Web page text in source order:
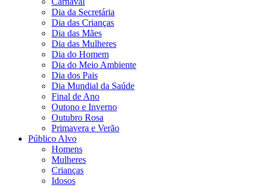
Dia da Secretária
Dia das Crianças
Dia das Mães
Dia das Mulheres
Dia do Homem
Dia do Meio Ambiente
Dia dos Pais
Dia Mundial da Saúde
Final de Ano
Outono e Inverno
Outubro Rosa
Primavera e Verão
Público Alvo
Homens
Mulheres
Crianças
Idosos